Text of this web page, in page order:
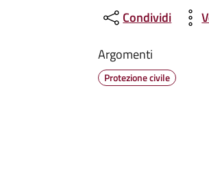
Condividi
Argomenti
Protezione civile